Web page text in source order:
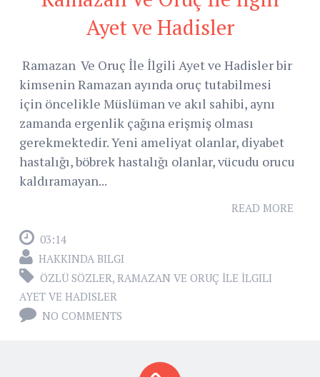
Ayet ve Hadisler
Ramazan Ve Oruç İle İlgili Ayet ve Hadisler bir
kimsenin Ramazan ayında oruç tutabilmesi
için öncelikle Müslüman ve akıl sahibi, aynı
zamanda ergenlik çağına erişmiş olması
gerekmektedir. Yeni ameliyat olanlar, diyabet
hastalığı, böbrek hastalığı olanlar, vücudu orucu
kaldıramayan...
READ MORE
03:14
HAKKINDA BILGI
ÖZLÜ SÖZLER, RAMAZAN VE ORUÇ İLE İLGILI
AYET VE HADISLER
NO COMMENTS